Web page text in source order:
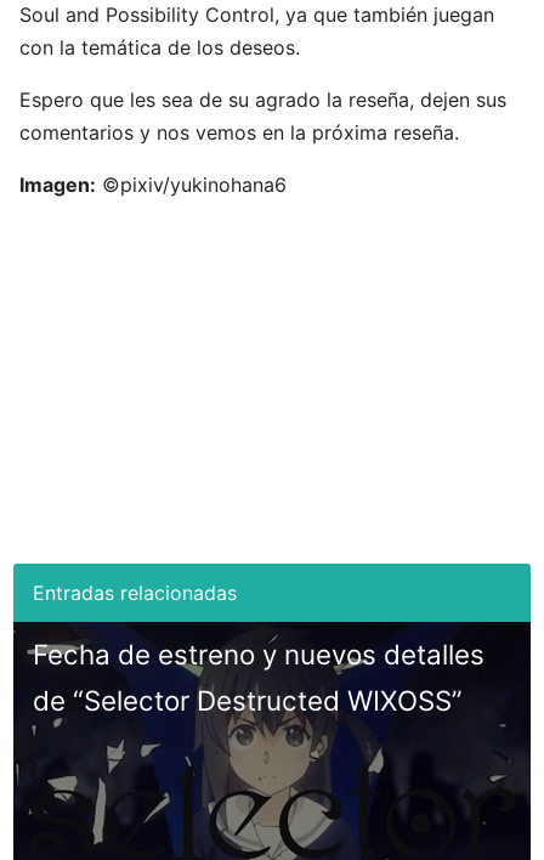
Soul and Possibility Control, ya que también juegan
con la temática de los deseos.
Espero que les sea de su agrado la reseña, dejen sus
comentarios y nos vemos en la próxima reseña.
Imagen: ©pixiv/yukinohana6
Fecha de estreno y nuevos detalles
de “Selector Destructed WIXOSS”